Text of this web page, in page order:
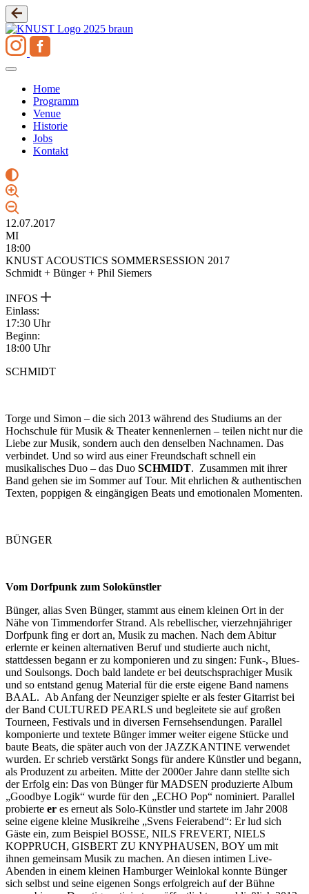
Zum
Inhalt
springen
Home
Programm
Venue
Historie
Jobs
Kontakt
12.07.2017
MI
18:00
KNUST ACOUSTICS SOMMERSESSION 2017
Schmidt + Bünger + Phil Siemers
INFOS
Einlass:
17:30 Uhr
Beginn:
18:00 Uhr
SCHMIDT
Torge und Simon – die sich 2013 während des Studiums an der
Hochschule für Musik & Theater kennenlernen – teilen nicht nur die
Liebe zur Musik, sondern auch den denselben Nachnamen. Das
verbindet. Und so wird aus einer Freundschaft schnell ein
musikalisches Duo – das Duo SCHMIDT. Zusammen mit ihrer
Band gehen sie im Sommer auf Tour. Mit ehrlichen & authentischen
Texten, poppigen & eingängigen Beats und emotionalen Momenten.
BÜNGER
Vom Dorfpunk zum Solokünstler
Bünger, alias Sven Bünger, stammt aus einem kleinen Ort in der
Nähe von Timmendorfer Strand. Als rebellischer, vierzehnjähriger
Dorfpunk fing er dort an, Musik zu machen. Nach dem Abitur
erlernte er keinen alternativen Beruf und studierte auch nicht,
stattdessen begann er zu komponieren und zu singen: Funk-, Blues-
und Soulsongs. Doch bald landete er bei deutschsprachiger Musik
und so entstand genug Material für die erste eigene Band namens
BAAL. Ab Anfang der Neunziger spielte er als fester Gitarrist bei
der Band CULTURED PEARLS und begleitete sie auf großen
Tourneen, Festivals und in diversen Fernsehsendungen. Parallel
komponierte und textete Bünger immer weiter eigene Stücke und
baute Beats, die später auch von der JAZZKANTINE verwendet
wurden. Er schrieb verstärkt Songs für andere Künstler und begann,
als Produzent zu arbeiten. Mitte der 2000er Jahre dann stellte sich
der Erfolg ein: Das von Bünger für MADSEN produzierte Album
„Goodbye Logik“ wurde für den „ECHO Pop“ nominiert. Parallel
probierte er es erneut als Solo-Künstler und startete im Jahr 2008
seine eigene kleine Musikreihe „Svens Feierabend“: Er lud sich
Gäste ein, zum Beispiel BOSSE, NILS FREVERT, NIELS
KOPPRUCH, GISBERT ZU KNYPHAUSEN, BOY um mit
ihnen gemeinsam Musik zu machen. An diesen intimen Live-
Abenden in einem kleinen Hamburger Weinlokal konnte Bünger
sich selbst und seine eigenen Songs erfolgreich auf der Bühne